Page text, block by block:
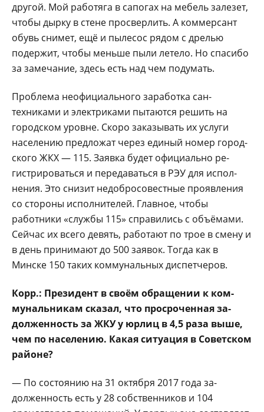
другой. Мой работяга в сапогах на мебель зале­зет,
чтобы дырку в стене просверлить. А коммер­сант
обувь снимет, ещё и пылесос рядом с дрелью
подержит, чтобы меньше пыли летело. Но спасибо
за замечание, здесь есть над чем подумать.
Проблема неофици­ального заработка сан­
техниками и электрика­ми пытаются решить на
городском уровне. Ско­ро заказывать их услуги
населению предложат че­рез единый номер город­
ского ЖКХ — 115. Заяв­ка будет официально ре­
гистрироваться и переда­ваться в РЭУ для испол­
нения. Это снизит недо­бросовестные проявле­ния
со стороны испол­нителей. Главное, чтобы
работники «службы 115» справились с объёмами.
Сейчас их всего девять, работают по трое в сме­ну и
в день принимают до 500 заявок. Тогда как в
Минске 150 таких ком­мунальных диспетчеров.
Корр.: Президент в своём обращении к ком­
мунальникам сказал, что просроченная за­
долженность за ЖКУ у юрлиц в 4,5 раза выше,
чем по населению. Ка­кая ситуация в Совет­ском
районе?
— По состоянию на 31 октября 2017 года за­
долженность есть у 28 собственников и 104